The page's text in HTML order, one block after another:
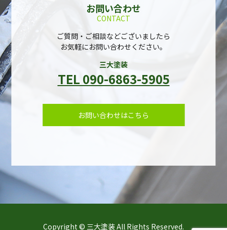
お問い合わせ
CONTACT
ご質問・ご相談などございましたら
お気軽にお問い合わせください。
三大塗装
TEL 090-6863-5905
お問い合わせはこちら
Copyright © 三大塗装 All Rights Reserved.